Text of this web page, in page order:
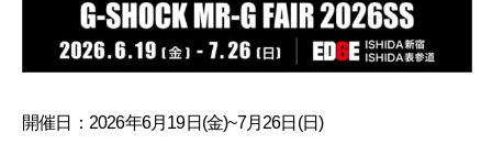
開催日：2026年6月19日(金)~7月26日(日)